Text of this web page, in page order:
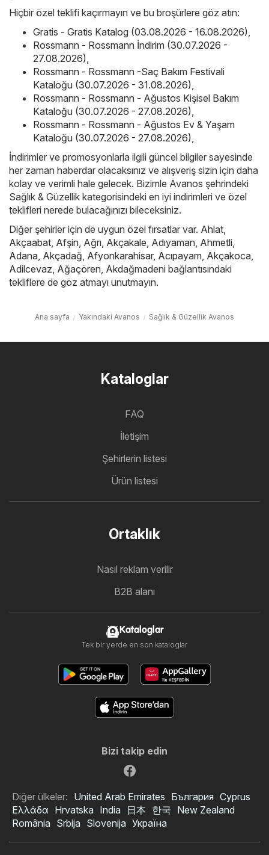
Hiçbir özel teklifi kaçırmayın ve bu broşürlere göz atın:
Gratis - Gratis Katalog (03.08.2026 - 16.08.2026)
Rossmann - Rossmann İndirim (30.07.2026 -
27.08.2026)
Rossmann - Rossmann -Saç Bakım Festivali
Kataloğu (30.07.2026 - 31.08.2026)
Rossmann - Rossmann - Ağustos Kişisel Bakım
Kataloğu (30.07.2026 - 27.08.2026)
Rossmann - Rossmann - Ağustos Ev & Yaşam
Kataloğu (30.07.2026 - 27.08.2026)
İndirimler ve promosyonlarla ilgili güncel bilgiler sayesinde
her zaman haberdar olacaksınız ve alışveriş sizin için daha
kolay ve verimli hale gelecek. Bizimle Avanos şehrindeki
Sağlık & Güzellik kategorisindeki en iyi indirimleri ve özel
teklifleri nerede bulacağınızı bileceksiniz.
Diğer şehirler için de uygun özel fırsatlar var. Ahlat
Akçaabat Afşin Ağrı Akçakale Adıyaman Ahmetli
Adana Akçadağ Afyonkarahisar, Acıpayam Akçakoca
Adilcevaz Ağaçören Akdağmadeni bağlantısındaki
tekliflere de göz atmayı unutmayın.
Ana sayfa Yakındaki Avanos Sağlık & Güzellik Avanos
Kataloglar
FAQ
İletişim
Şehirlerin listesi
Ürün listesi
Ortaklık
Nasıl reklam verilir
B2B alanı
Kataloglar
Tek bir yerde en son kataloglar
Bizi takip edin
Diğer ülkeler: United Arab Emirates България Cyprus
Ελλάδα Hrvatska India 日本 한국 New Zealand
România Srbija Slovenija Україна